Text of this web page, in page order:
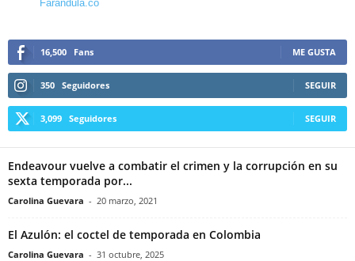
Farandula.co
16,500 Fans ME GUSTA
350 Seguidores SEGUIR
3,099 Seguidores SEGUIR
Endeavour vuelve a combatir el crimen y la corrupción en su
sexta temporada por...
Carolina Guevara - 20 marzo, 2021
El Azulón: el coctel de temporada en Colombia
Carolina Guevara - 31 octubre, 2025